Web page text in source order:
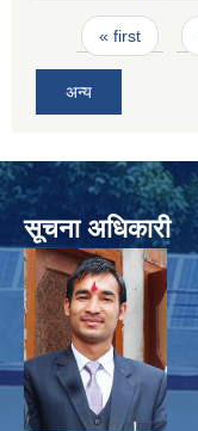
Pages
« first
अन्य
सूचना अधिकारी